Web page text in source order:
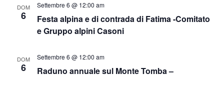
DOM
6
Festa alpina e di contrada di Fatima -Comitato
e Gruppo alpini Casoni
Settembre 6 @ 12:00 am
DOM
6 Raduno annuale sul Monte Tomba –
Settembre 6 @ 12:00 am